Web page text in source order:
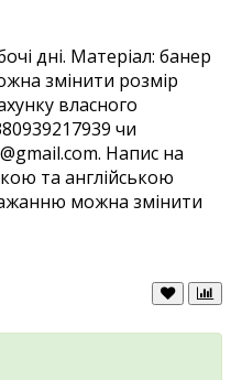
дні. Матеріал: банер
змінити розмір
власного
чи
Напис на
та англійською
можна змінити